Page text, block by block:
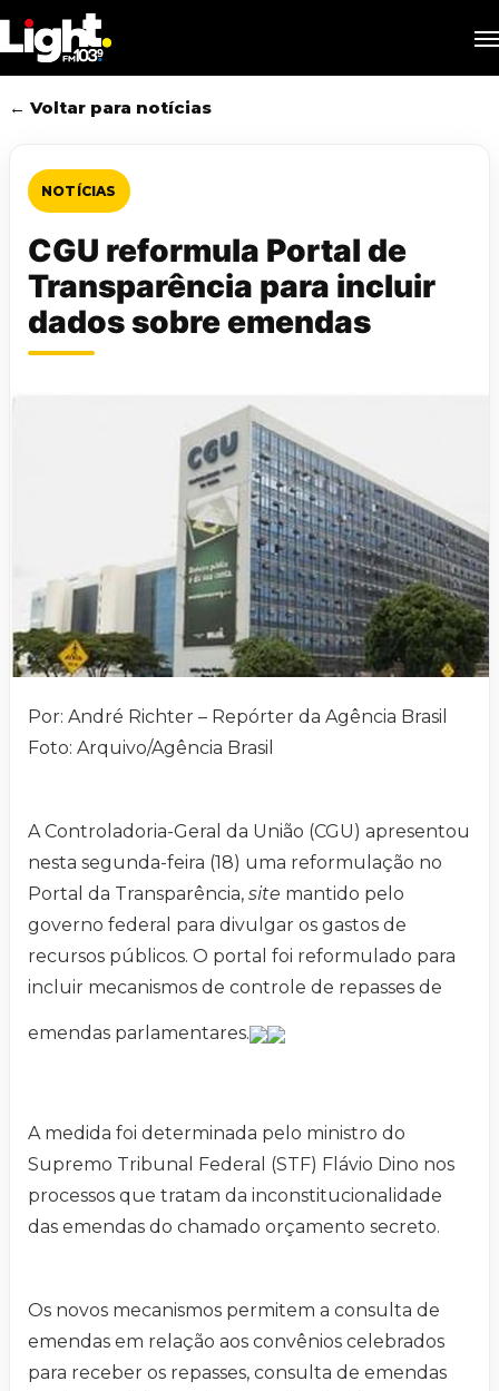
to
main
content
← Voltar para notícias
NOTÍCIAS
CGU reformula Portal de
Transparência para incluir
dados sobre emendas
Por: André Richter – Repórter da Agência Brasil
Foto: Arquivo/Agência Brasil
A Controladoria-Geral da União (CGU) apresentou
nesta segunda-feira (18) uma reformulação no
Portal da Transparência, site mantido pelo
governo federal para divulgar os gastos de
recursos públicos. O portal foi reformulado para
incluir mecanismos de controle de repasses de
emendas parlamentares.
A medida foi determinada pelo ministro do
Supremo Tribunal Federal (STF) Flávio Dino nos
processos que tratam da inconstitucionalidade
das emendas do chamado orçamento secreto.
Os novos mecanismos permitem a consulta de
emendas em relação aos convênios celebrados
para receber os repasses, consulta de emendas